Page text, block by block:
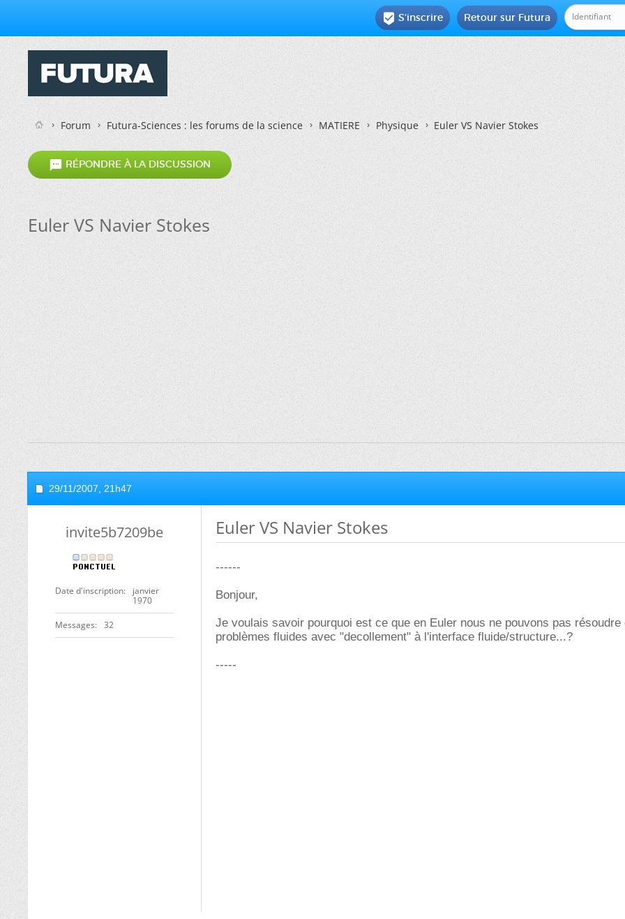
Retour sur Futura
 S'inscrire
Forum Futura-Sciences : les forums de la science MATIERE Physique Euler VS Navier Stokes
 RÉPONDRE À LA DISCUSSION
Euler VS Navier Stokes
29/11/2007, 21h47
invite5b7209be
Date d'inscription
janvier
1970
Messages 32
Euler VS Navier Stokes
------
Bonjour,
Je voulais savoir pourquoi est ce que en Euler nous ne pouvons pas résoudre
problèmes fluides avec "decollement" à l'interface fluide/structure...?
-----